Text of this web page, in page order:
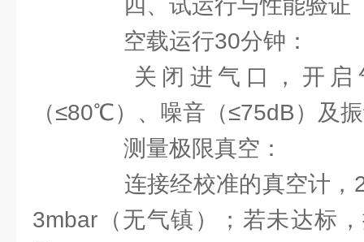
四、试运行与性能验证
空载运行30分钟：
关闭进气口，开启
（≤80℃）、噪音（≤75dB）及
测量极限真空：
连接经校准的真空计，2
3mbar（无气镇）；若未达标